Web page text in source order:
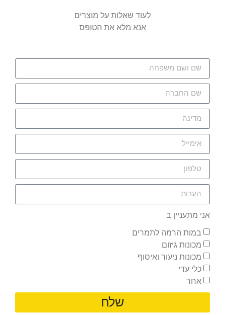
לעוד שאלות על מוצרים
אנא מלא את הטופס
אני מתעניין ב
במות הרמה לתמרים
מכונות גיזום
מכונות ניעור ואיסוף
כלי עדי
אחר
שלח